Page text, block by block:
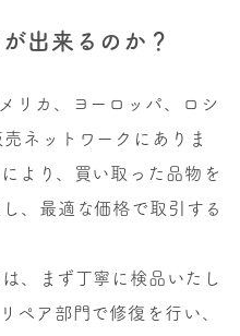
出来るのか？
リカ、ヨーロッパ、ロシ
ネットワークにありま
より、買い取った品物を
、最適な価格で取引する
、まず丁寧に検品いたし
ペア部門で修復を行い、